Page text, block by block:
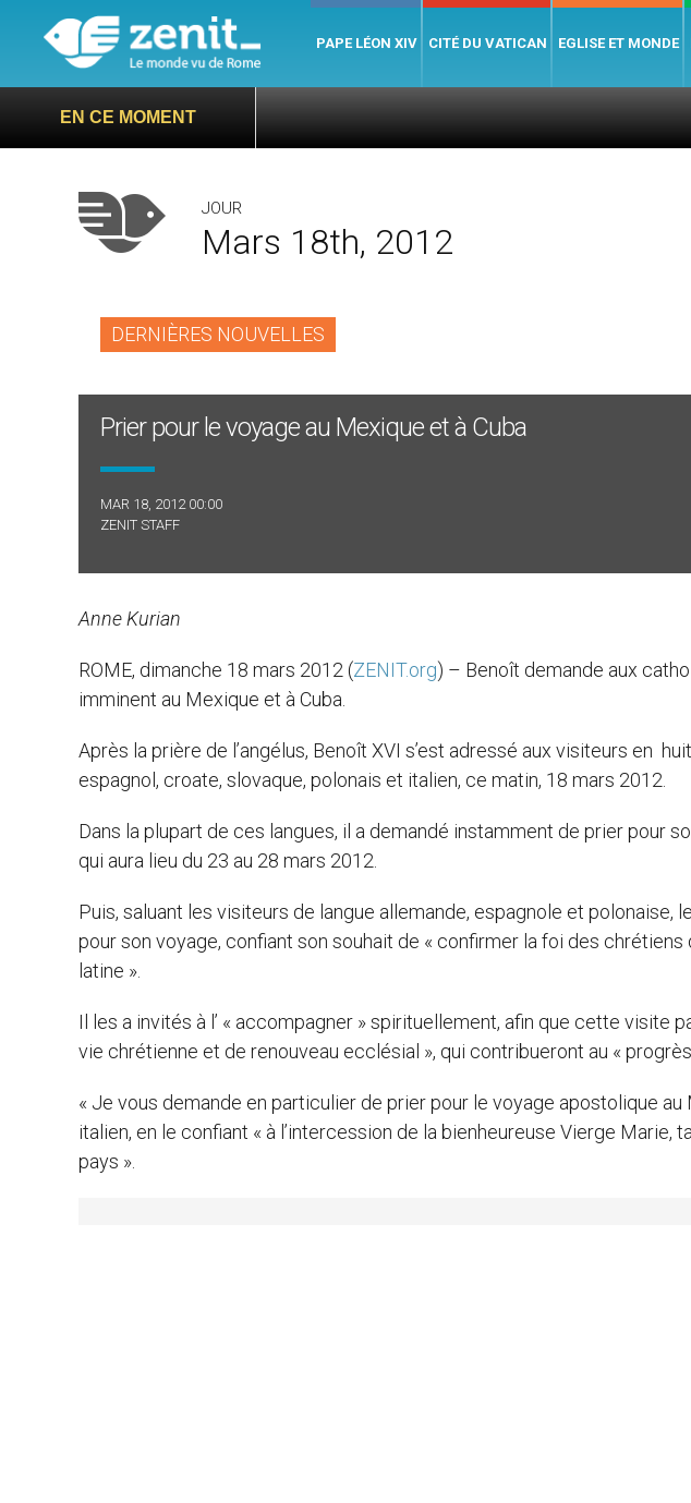
PAPE LÉON XIV CITÉ DU VATICAN EGLISE ET MONDE
EN CE MOMENT Le
JOUR
Mars 18th, 2012
DERNIÈRES NOUVELLES
Prier pour le voyage au Mexique et à Cuba
MAR 18, 2012 00:00
ZENIT STAFF
Anne Kurian
ROME, dimanche 18 mars 2012 (ZENIT.org) – Benoît demande aux
imminent au Mexique et à Cuba.
Après la prière de l’angélus, Benoît XVI s’est adressé aux visiteurs en
espagnol, croate, slovaque, polonais et italien, ce matin, 18 mars 2012.
Dans la plupart de ces langues, il a demandé instamment de prier pour
qui aura lieu du 23 au 28 mars 2012.
Puis, saluant les visiteurs de langue allemande, espagnole et polonaise,
pour son voyage, confiant son souhait de « confirmer la foi des
latine ».
Il les a invités à l’ « accompagner » spirituellement, afin que cette visite
vie chrétienne et de renouveau ecclésial », qui contribueront au «
« Je vous demande en particulier de prier pour le voyage apostolique au
italien, en le confiant « à l’intercession de la bienheureuse Vierge Marie,
pays ».